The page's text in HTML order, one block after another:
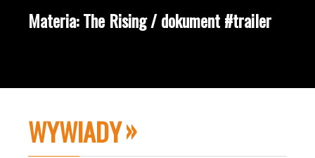
Materia: The Rising / dokument #trailer
WYWIADY